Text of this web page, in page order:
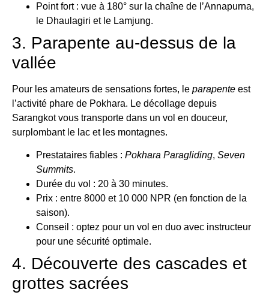
Point fort : vue à 180° sur la chaîne de l’Annapurna,
le Dhaulagiri et le Lamjung.
3. Parapente au-dessus de la
vallée
Pour les amateurs de sensations fortes, le parapente est
l’activité phare de Pokhara. Le décollage depuis
Sarangkot vous transporte dans un vol en douceur,
surplombant le lac et les montagnes.
Prestataires fiables : Pokhara Paragliding, Seven
Summits.
Durée du vol : 20 à 30 minutes.
Prix : entre 8000 et 10 000 NPR (en fonction de la
saison).
Conseil : optez pour un vol en duo avec instructeur
pour une sécurité optimale.
4. Découverte des cascades et
grottes sacrées